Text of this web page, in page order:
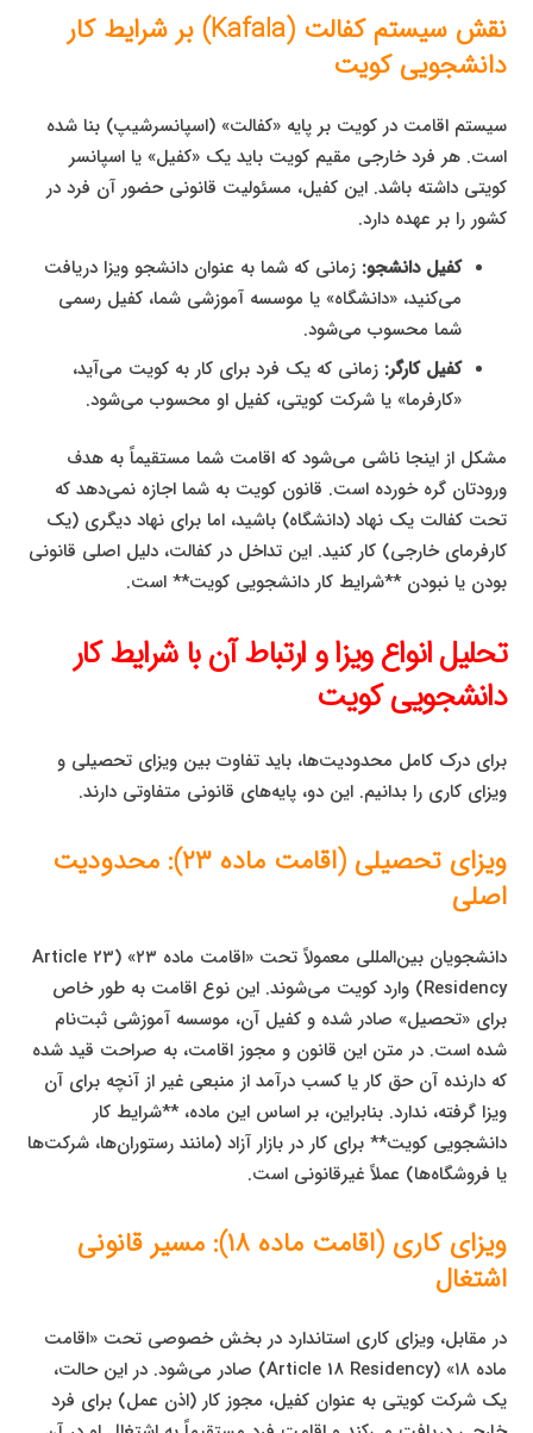
نقش سیستم کفالت (Kafala) بر شرایط کار
دانشجویی کویت
سیستم اقامت در کویت بر پایه «کفالت» (اسپانسرشیپ) بنا شده
است. هر فرد خارجی مقیم کویت باید یک «کفیل» یا اسپانسر
کویتی داشته باشد. این کفیل، مسئولیت قانونی حضور آن فرد در
کشور را بر عهده دارد.
کفیل دانشجو: زمانی که شما به عنوان دانشجو ویزا دریافت
می‌کنید، «دانشگاه» یا موسسه آموزشی شما، کفیل رسمی
شما محسوب می‌شود.
کفیل کارگر: زمانی که یک فرد برای کار به کویت می‌آید،
«کارفرما» یا شرکت کویتی، کفیل او محسوب می‌شود.
مشکل از اینجا ناشی می‌شود که اقامت شما مستقیماً به هدف
ورودتان گره خورده است. قانون کویت به شما اجازه نمی‌دهد که
تحت کفالت یک نهاد (دانشگاه) باشید، اما برای نهاد دیگری (یک
کارفرمای خارجی) کار کنید. این تداخل در کفالت، دلیل اصلی قانونی
بودن یا نبودن **شرایط کار دانشجویی کویت** است.
تحلیل انواع ویزا و ارتباط آن با شرایط کار
دانشجویی کویت
برای درک کامل محدودیت‌ها، باید تفاوت بین ویزای تحصیلی و
ویزای کاری را بدانیم. این دو، پایه‌های قانونی متفاوتی دارند.
ویزای تحصیلی (اقامت ماده ۲۳): محدودیت
اصلی
دانشجویان بین‌المللی معمولاً تحت «اقامت ماده ۲۳» (Article 23
Residency) وارد کویت می‌شوند. این نوع اقامت به طور خاص
برای «تحصیل» صادر شده و کفیل آن، موسسه آموزشی ثبت‌نام
شده است. در متن این قانون و مجوز اقامت، به صراحت قید شده
که دارنده آن حق کار یا کسب درآمد از منبعی غیر از آنچه برای آن
ویزا گرفته، ندارد. بنابراین، بر اساس این ماده، **شرایط کار
دانشجویی کویت** برای کار در بازار آزاد (مانند رستوران‌ها، شرکت‌ها
یا فروشگاه‌ها) عملاً غیرقانونی است.
ویزای کاری (اقامت ماده ۱۸): مسیر قانونی
اشتغال
در مقابل، ویزای کاری استاندارد در بخش خصوصی تحت «اقامت
ماده ۱۸» (Article 18 Residency) صادر می‌شود. در این حالت،
یک شرکت کویتی به عنوان کفیل، مجوز کار (اذن عمل) برای فرد